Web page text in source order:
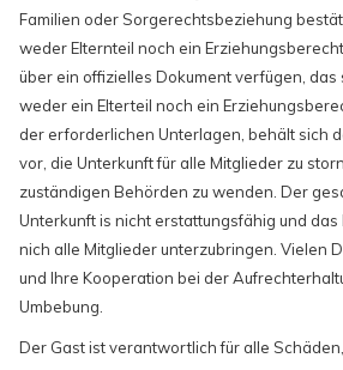
Familien oder Sorgerechtsbeziehung
weder Elternteil noch ein
über ein offizielles Dokument verfügen,
weder ein Elterteil noch ein
der erforderlichen Unterlagen, behält sich
vor, die Unterkunft für alle Mitglieder zu
zuständigen Behörden zu wenden. Der
Unterkunft is nicht erstattungsfähig und das
nich alle Mitglieder unterzubringen. Vielen
und Ihre Kooperation bei der
Umbebung.
Der Gast ist verantwortlich für alle